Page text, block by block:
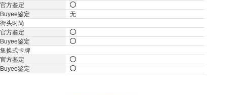
无
街头时尚
集换式卡牌